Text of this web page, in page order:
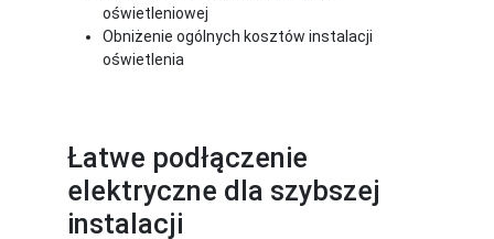
oświetleniowej
Obniżenie ogólnych kosztów instalacji
oświetlenia
Łatwe podłączenie
elektryczne dla szybszej
instalacji